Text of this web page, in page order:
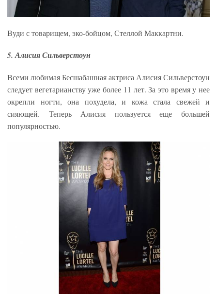
Вуди с товарищем, эко-бойцом, Стеллой Маккартни.
5. Алисия Сильверстоун
Всеми любимая Бесшабашная актриса Алисия Сильверстоун
следует вегетарианству уже более 11 лет. За это время у нее
окрепли ногти, она похудела, и кожа стала свежей и
сияющей. Теперь Алисия пользуется еще большей
популярностью.